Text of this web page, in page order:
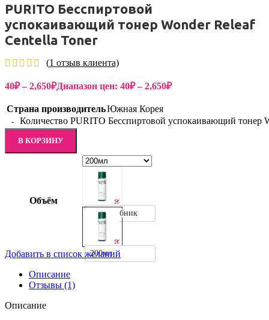
PURITO Бесспиртовой
успокаивающий тонер Wonder Releaf
Centella Toner
(1 отзыв клиента)
40₽ – 2,650₽Диапазон цен: 40₽ – 2,650₽
Страна производительЮжная Корея
Количество PURITO Бесспиртовой успокаивающий тонер
В КОРЗИНУ
Объём
1мл пробник
200мл
Добавить в список желаний
Описание
Отзывы (1)
Описание